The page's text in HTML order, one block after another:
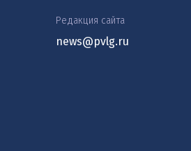
Редакция сайта
news@pvlg.ru